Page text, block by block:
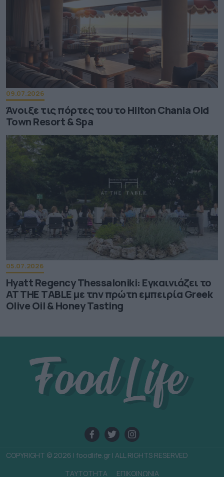
09.07.2026
Άνοιξε τις πόρτες του το Hilton Chania Old
Town Resort & Spa
05.07.2026
Hyatt Regency Thessaloniki: Εγκαινιάζει το
AT THE TABLE με την πρώτη εμπειρία Greek
Olive Oil & Honey Tasting
COPYRIGHT © 2026 | foodlife.gr | ALL RIGHTS RESERVED
TAYTOTHTA
ΕΠΙΚΟΙΝΩΝΙΑ